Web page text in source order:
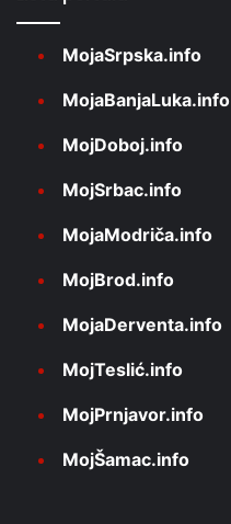
MojaSrpska.info
MojaBanjaLuka.info
MojDoboj.info
MojSrbac.info
MojaModriča.info
MojBrod.info
MojaDerventa.info
MojTeslić.info
MojPrnjavor.info
MojŠamac.info